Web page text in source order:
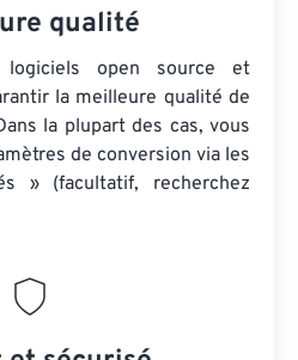
qualité
open source et
la meilleure qualité de
la plupart des cas, vous
de conversion via les
» (facultatif, recherchez